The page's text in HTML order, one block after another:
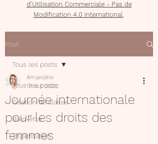
d'Utilisation Commerciale - Pas de
Modification 4.0 International.
Post
Tous les posts
Gestion de classe
Bien-être
Organisation
Tous les posts
Journée internationale
pour les droits des
femmes
Amandine
17 oct. 2020